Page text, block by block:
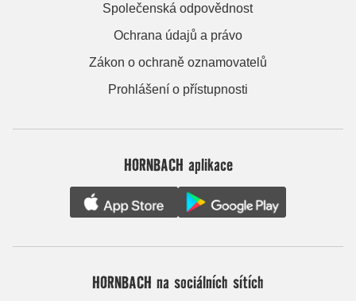
Společenská odpovědnost
Ochrana údajů a právo
Zákon o ochraně oznamovatelů
Prohlášení o přístupnosti
HORNBACH aplikace
HORNBACH na sociálních sítích